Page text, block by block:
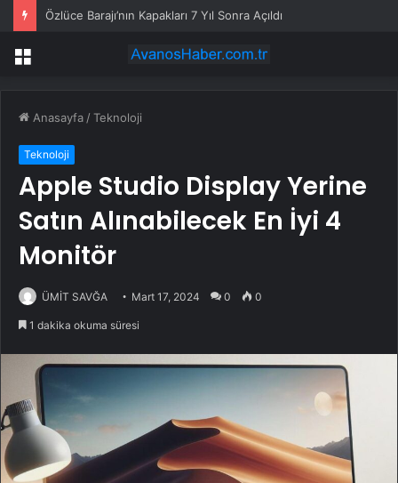
Özlüce Barajı’nın Kapakları 7 Yıl Sonra Açıldı
Menü
Anasayfa /Teknoloji
Teknoloji
Apple Studio Display Yerine
Satın Alınabilecek En İyi 4
Monitör
ÜMİT SAVĞA Mart 17, 2024 0 0
1 dakika okuma süresi